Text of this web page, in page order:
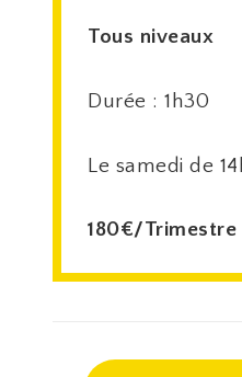
Tous niveaux
Durée : 1h30
Le samedi de
180€/Trimestre